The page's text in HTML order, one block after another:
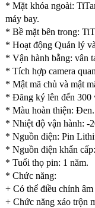
* Mặt khóa ngoài:
máy bay.
* Bề mặt bên trong:
* Hoạt động Quản lý
* Vận hành bằng: vân
* Tích hợp camera
* Mật mã chủ và mật
* Đăng ký lên đến 300
* Màu hoàn thiện: Đen.
* Nhiệt độ vận hành: -
* Nguồn điện: Pin
* Nguồn điện khẩn
* Tuổi thọ pin: 1 năm.
* Chức năng:
+ Có thể điều chỉnh
+ Chức năng xáo trộn